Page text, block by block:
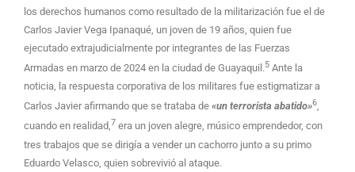
los derechos humanos como resultado de la militarización fue el de
Carlos Javier Vega Ipanaqué, un joven de 19 años, quien fue
ejecutado extrajudicialmente por integrantes de las Fuerzas
Armadas en marzo de 2024 en la ciudad de Guayaquil.5 Ante la
noticia, la respuesta corporativa de los militares fue estigmatizar a
Carlos Javier afirmando que se trataba de «un terrorista abatido»6,
cuando en realidad,7 era un joven alegre, músico emprendedor, con
tres trabajos que se dirigía a vender un cachorro junto a su primo
Eduardo Velasco, quien sobrevivió al ataque.